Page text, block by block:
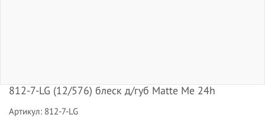
812-7-LG (12/576) блеск д/губ Matte Me 24h
Артикул: 812-7-LG